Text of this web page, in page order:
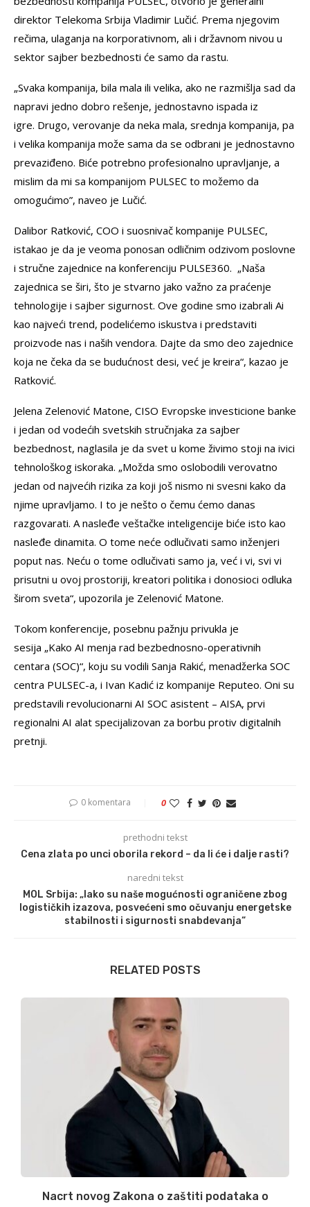
direktor Telekoma Srbija Vladimir Lučić. Prema njegovim
rečima, ulaganja na korporativnom, ali i državnom nivou u
sektor sajber bezbednosti će samo da rastu.
„Svaka kompanija, bila mala ili velika, ako ne razmišlja sad da
napravi jedno dobro rešenje, jednostavno ispada iz
igre. Drugo, verovanje da neka mala, srednja kompanija, pa
i velika kompanija može sama da se odbrani je jednostavno
prevaziđeno. Biće potrebno profesionalno upravljanje, a
mislim da mi sa kompanijom PULSEC to možemo da
omogućimo”, naveo je Lučić.
Dalibor Ratković, COO i suosnivač kompanije PULSEC,
istakao je da je veoma ponosan odličnim odzivom poslovne
i stručne zajednice na konferenciju PULSE360. „Naša
zajednica se širi, što je stvarno jako važno za praćenje
tehnologije i sajber sigurnost. Ove godine smo izabrali Ai
kao najveći trend, podelićemo iskustva i predstaviti
proizvode nas i naših vendora. Dajte da smo deo zajednice
koja ne čeka da se budućnost desi, već je kreira“, kazao je
Ratković.
Jelena Zelenović Matone, CISO Evropske investicione banke
i jedan od vodećih svetskih stručnjaka za sajber
bezbednost, naglasila je da svet u kome živimo stoji na ivici
tehnološkog iskoraka. „Možda smo oslobodili verovatno
jedan od najvećih rizika za koji još nismo ni svesni kako da
njime upravljamo. I to je nešto o čemu ćemo danas
razgovarati. A nasleđe veštačke inteligencije biće isto kao
nasleđe dinamita. O tome neće odlučivati samo inženjeri
poput nas. Neću o tome odlučivati samo ja, već i vi, svi vi
prisutni u ovoj prostoriji, kreatori politika i donosioci odluka
širom sveta“, upozorila je Zelenović Matone.
Tokom konferencije, posebnu pažnju privukla je
sesija „Kako AI menja rad bezbednosno-operativnih
centara (SOC)“, koju su vodili Sanja Rakić, menadžerka SOC
centra PULSEC-a, i Ivan Kadić iz kompanije Reputeo. Oni su
predstavili revolucionarni AI SOC asistent – AISA, prvi
regionalni AI alat specijalizovan za borbu protiv digitalnih
pretnji.
0 komentara 0
prethodni tekst
Cena zlata po unci oborila rekord – da li će i dalje rasti?
naredni tekst
MOL Srbija: „Iako su naše mogućnosti ograničene zbog
logističkih izazova, posvećeni smo očuvanju energetske
stabilnosti i sigurnosti snabdevanja“
RELATED POSTS
Nacrt novog Zakona o zaštiti podataka o